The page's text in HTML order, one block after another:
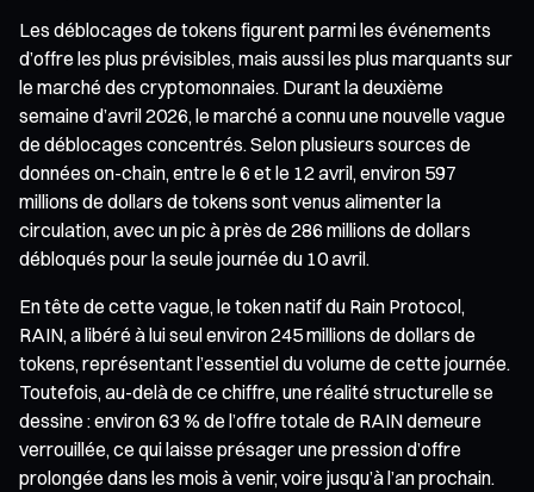
Les déblocages de tokens figurent parmi les événements
d’offre les plus prévisibles, mais aussi les plus marquants sur
le marché des cryptomonnaies. Durant la deuxième
semaine d’avril 2026, le marché a connu une nouvelle vague
de déblocages concentrés. Selon plusieurs sources de
données on-chain, entre le 6 et le 12 avril, environ 597
millions de dollars de tokens sont venus alimenter la
circulation, avec un pic à près de 286 millions de dollars
débloqués pour la seule journée du 10 avril.
En tête de cette vague, le token natif du Rain Protocol,
RAIN, a libéré à lui seul environ 245 millions de dollars de
tokens, représentant l’essentiel du volume de cette journée.
Toutefois, au-delà de ce chiffre, une réalité structurelle se
dessine : environ 63 % de l’offre totale de RAIN demeure
verrouillée, ce qui laisse présager une pression d’offre
prolongée dans les mois à venir, voire jusqu’à l’an prochain.